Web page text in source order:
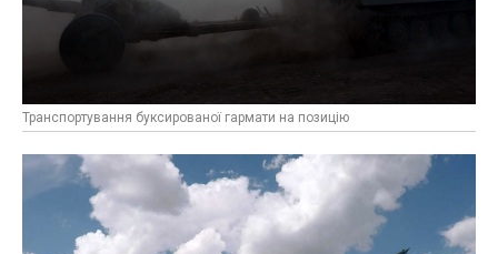
Транспортування буксированої гармати на позицію